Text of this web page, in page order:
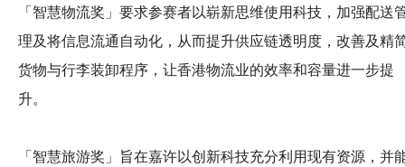
「智慧物流奖」要求参赛者以崭新思维使用科技，加强配送
理及将信息流通自动化，从而提升供应链透明度，改善及精
货物与行李装卸程序，让香港物流业的效率和容量进一步提
升。
「智慧旅游奖」旨在嘉许以创新科技充分利用现有资源，并